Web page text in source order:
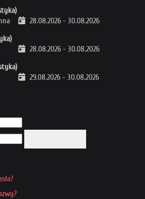
28.08.2026 - 30.08.2026
28.08.2026 - 30.08.2026
29.08.2026 - 30.08.2026